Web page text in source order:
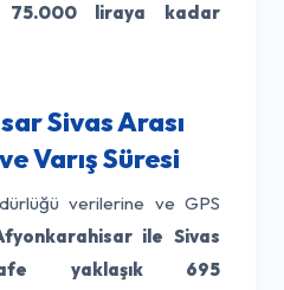
75.000 liraya kadar
Sivas Arası
Varış Süresi
verilerine ve GPS
ile Sivas
yaklaşık 695